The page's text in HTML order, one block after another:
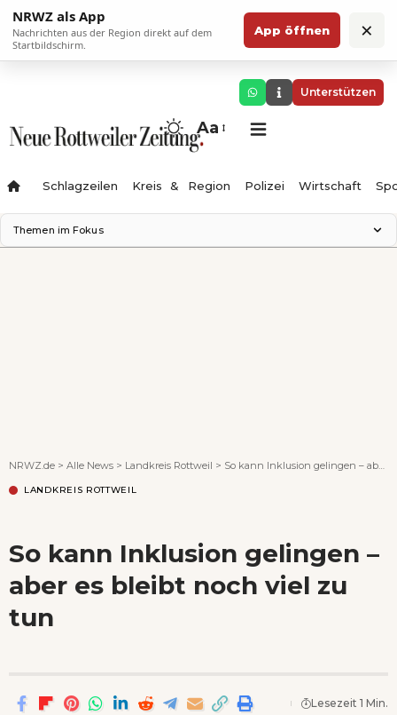
NRWZ als App
Nachrichten aus der Region direkt auf dem
Startbildschirm.
App öffnen ×
Unterstützen
Aa
Schlagzeilen Kreis & Region Polizei Wirtschaft
Themen im Fokus
NRWZ.de > Alle News > Landkreis Rottweil > So kann Inklusion gelingen – aber es bleibt noch viel zu tun
LANDKREIS ROTTWEIL
So kann Inklusion gelingen –
aber es bleibt noch viel zu
tun
Lesezeit 1 Min.